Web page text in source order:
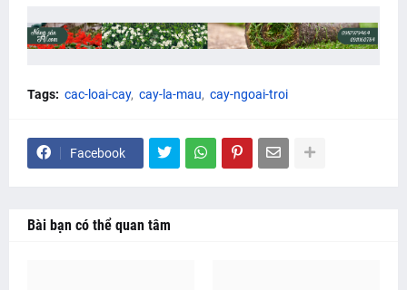
Tags: cac-loai-cay cay-la-mau cay-ngoai-troi
Facebook
Bài bạn có thể quan tâm